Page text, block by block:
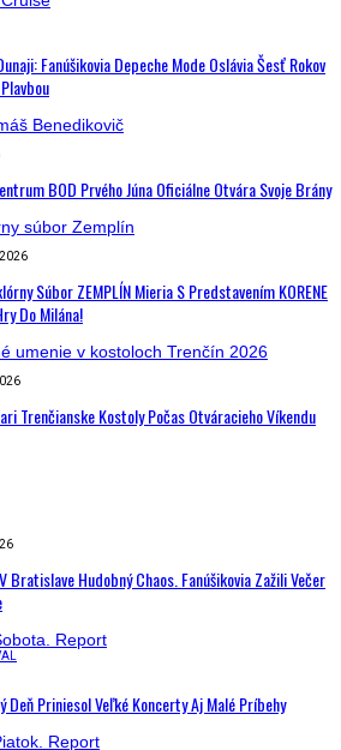
Fanúšikovia Depeche Mode Oslávia Šesť Rokov
BOD Prvého Júna Oficiálne Otvára Svoje Brány
Súbor ZEMPLÍN Mieria S Predstavením KORENE
Do Milána!
Trenčianske Kostoly Počas Otváracieho Víkendu
Bratislave Hudobný Chaos. Fanúšikovia Zažili Večer
Deň Priniesol Veľké Koncerty Aj Malé Príbehy